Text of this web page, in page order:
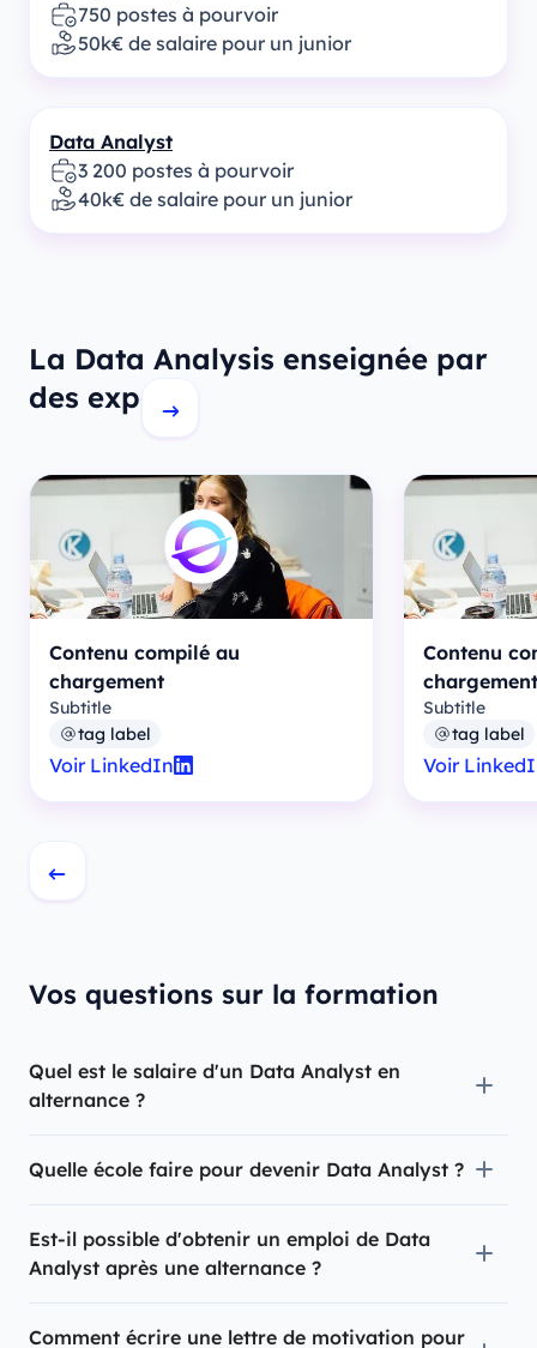
750 postes à pourvoir
50k€ de salaire pour un junior
Data Analyst
3 200 postes à pourvoir
40k€ de salaire pour un junior
La Data Analysis enseignée par
des experts
Contenu compilé au
chargement
Subtitle
tag label
Voir LinkedIn
Contenu
chargement
Subtitle
tag label
Voir
Vos questions sur la formation
Quel est le salaire d'un Data Analyst en
alternance ?
Quelle école faire pour devenir Data Analyst ?
Est-il possible d'obtenir un emploi de Data
Analyst après une alternance ?
Comment écrire une lettre de motivation pour